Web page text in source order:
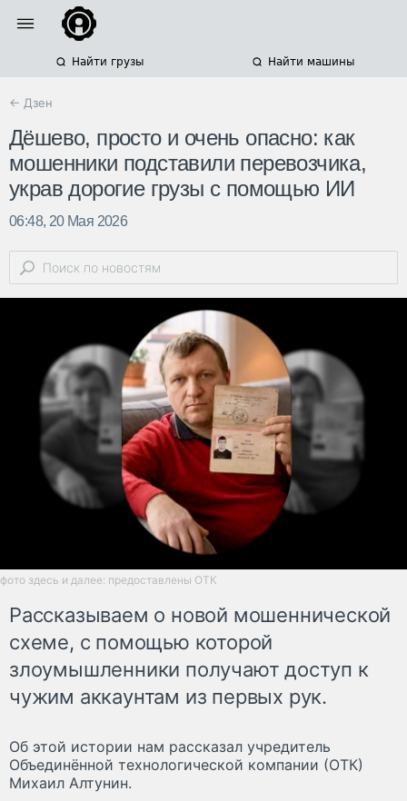
Найти грузы Найти машины
← Дзен
Дёшево, просто и очень опасно: как
мошенники подставили перевозчика,
украв дорогие грузы с помощью ИИ
06:48, 20 Мая 2026
фото здесь и далее: предоставлены ОТК
Рассказываем о новой мошеннической
схеме, с помощью которой
злоумышленники получают доступ к
чужим аккаунтам из первых рук.
Об этой истории нам рассказал учредитель
Объединённой технологической компании (ОТК)
Михаил Алтунин.